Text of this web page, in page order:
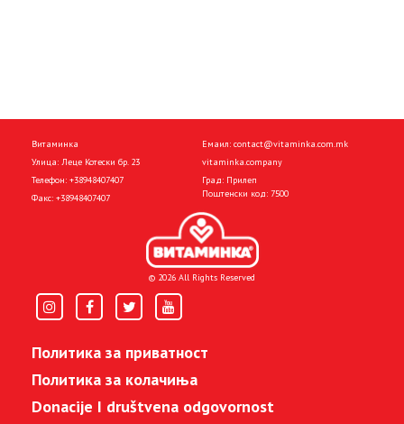
Витаминка
Улица: Леце Котески бр. 23
Телефон: +38948407407
Факс: +38948407407
Емаил: contact@vitaminka.com.mk
vitaminka.company
Град: Прилеп
Поштенски код: 7500
© 2026 All Rights Reserved
Политика за приватност
Политика за колачиња
Donacije I društvena odgovornost